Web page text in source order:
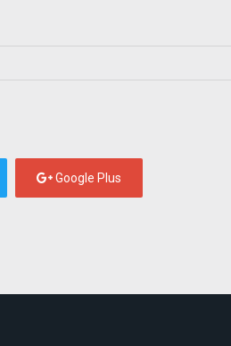
Google Plus